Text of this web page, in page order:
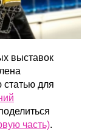
выставок
статью для
часть).